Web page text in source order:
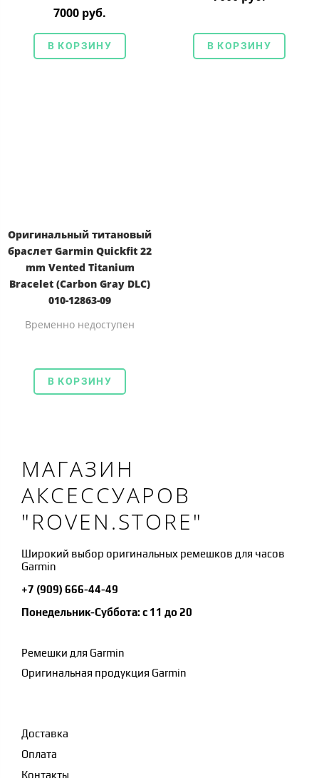
7000 руб.
В КОРЗИНУ В КОРЗИНУ
Оригинальный титановый
браслет Garmin Quickfit 22
mm Vented Titanium
Bracelet (Carbon Gray DLC)
010-12863-09
Временно недоступен
В КОРЗИНУ
МАГАЗИН
АКСЕССУАРОВ
"ROVEN.STORE"
Широкий выбор оригинальных ремешков для часов
Garmin
+7 (909) 666-44-49
Понедельник-Суббота: с 11 до 20
Ремешки для Garmin
Оригинальная продукция Garmin
Доставка
Оплата
Контакты